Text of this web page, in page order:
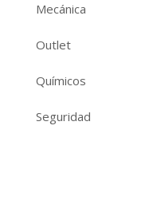
Mecánica
Outlet
Químicos
Seguridad